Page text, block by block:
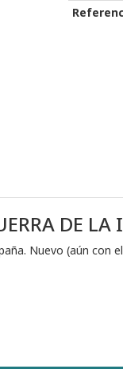
DE
Nuevo (aún con